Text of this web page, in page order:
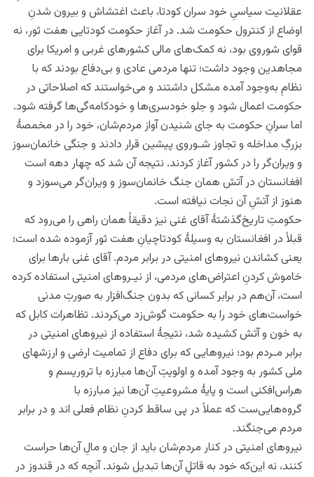
عقلانیت سیاسیِ خود سران کودتا، باعث اغتشاش و بیرون شدنِ
اوضاع از کنترول حکومت شد. در آغاز حکومت کودتایی هفت ثور، نه
قوای شوروی بود، نه کمک‌های مالی کشورهای غربی و امریکا برای
مجاهدین وجود داشت؛ تنها مردمی عادی و بی‌دفاع بودند که با
نظامِ به‌وجود آمده مشکل داشتند و می‌خواستند که اصلاحاتی در
حکومت اعمال شود و جلو خودسری‌ها و خودکامه‌گی‌ها گرفته شود.
اما سرانِ حکومت به جای شنیدن آواز مردم‌شان، خود را در مخمصۀ
بزرگِ مداخله و تجاوز شـوروی پیشین قرار دادند و جنگی خانمان‌سوز
و ویران‌گر را در کشور آغاز کردند. نتیجه آن شد که چهار دهه است
افغانستان در آتش همان جنگ خانمان‌سوز و ویران‌گر می‌سوزد و
هنوز از آتشِ آن نجات نیافته است.
حکومتِ تاریخ‌گذشتۀ آقای غنی نیز دقیقاً همان راهی را می‌رود که
قبلاً در افغانستان به وسیلۀ کودتاچیانِ هفت ثور آزموده شده است؛
یعنی کشاندن نیروهای امنیتی در برابر مردم. آقای غنی بارها برای
خاموش کردنِ اعتراض‌های مردمی، از نیـروهای امنیتی استفاده کرده
است، آن‌هم در برابر کسانی که بدون جنگ‌افزار به صورتِ مدنی
خواست‌های خود را به حکومت گوش‌زد می‌کردند. تظاهرات کابل که
به خون و آتش کشیده شد، نتیجۀ استفاده از نیروهای امنیتی در
برابر مـردم بود؛ نیروهایی که برای دفاع از تمامیت ارضی و ارزش‎های
ملی کشور به وجود آمده و اولویتِ آن‌ها مبارزه با تروریسم و
هراس‌افکنی است و پایۀ مشروعیتِ آن‌ها نیز مبارزه با
گروه‌هایی‌ست که عملاً در پی ساقط کردنِ نظام فعلی اند و در برابر
مردم می‌جنگند.
نیروهای امنیتی در کنار مردم‌شان باید از جان و مالِ آن‌ها حراست
کنند، نه این‌که خود به قاتلِ آن‌ها تبدیل شوند. آنچه که در قندوز در